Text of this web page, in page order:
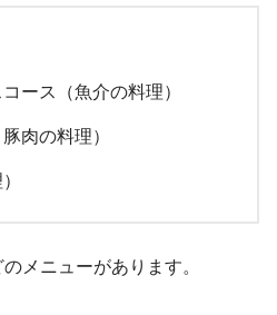
ース（魚介の料理）
肉の料理）
メニューがあります。